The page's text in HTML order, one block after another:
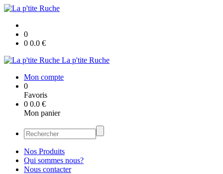
0
0 0.0 €
La p'tite Ruche
Mon compte
0
Favoris
0 0.0 €
Mon panier
Nos Produits
Qui sommes nous?
Nous contacter